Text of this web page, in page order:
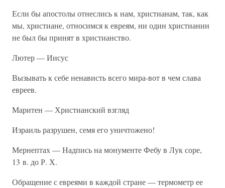
Если бы апостолы отнеслись к нам, христианам, так, как
мы, христиане, относимся к евреям, ни один христианин
не был бы принят в христианство.
Лютер — Иисус
Вызывать к себе ненависть всего мира-вот в чем слава
евреев.
Маритен — Христианский взгляд
Израиль разрушен, семя его уничтожено!
Мернептах — Надпись на монументе Фебу в Лук соре,
13 в. до Р. Х.
Обращение с евреями в каждой стране — термометр ее